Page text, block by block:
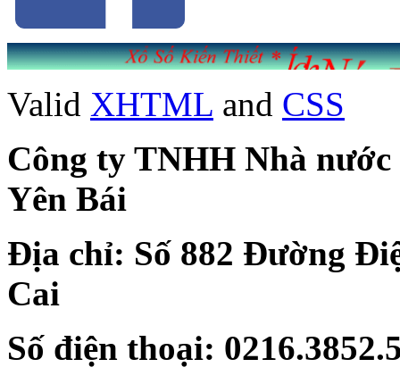
Valid XHTML and CSS
Công ty TNHH Nhà
Yên Bái
Địa chỉ: Số 882 Đường
Cai
Số điện thoại: